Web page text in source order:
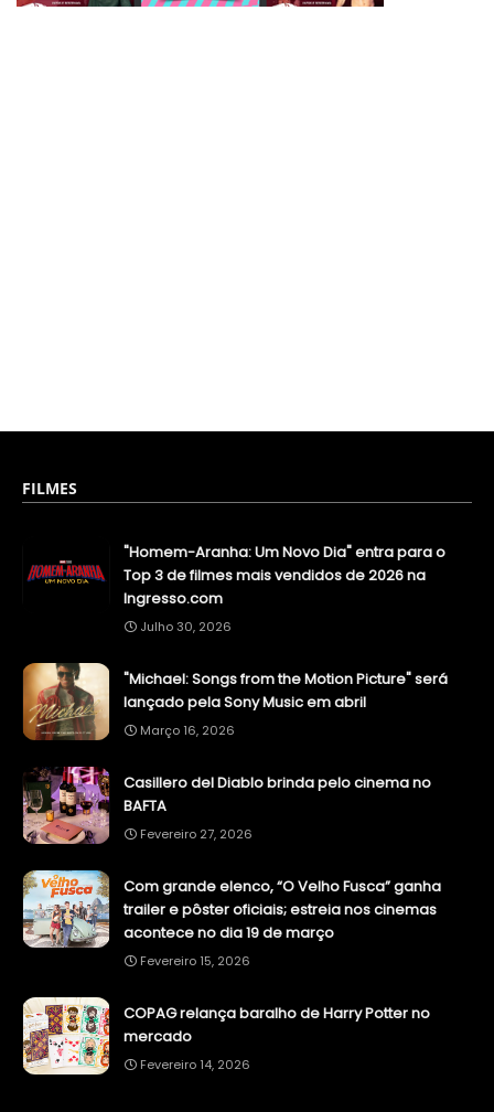
FILMES
"Homem-Aranha: Um Novo Dia" entra para o
Top 3 de filmes mais vendidos de 2026 na
Ingresso.com
Julho 30, 2026
"Michael: Songs from the Motion Picture" será
lançado pela Sony Music em abril
Março 16, 2026
Casillero del Diablo brinda pelo cinema no
BAFTA
Fevereiro 27, 2026
Com grande elenco, “O Velho Fusca” ganha
trailer e pôster oficiais; estreia nos cinemas
acontece no dia 19 de março
Fevereiro 15, 2026
COPAG relança baralho de Harry Potter no
mercado
Fevereiro 14, 2026